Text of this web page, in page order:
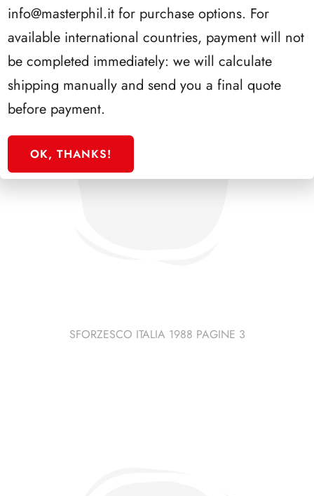
SFORZESCO ITALIA 1988 PAGINE 3
info@masterphil.it for purchase options. For
available international countries, payment will not
be completed immediately: we will calculate
shipping manually and send you a final quote
before payment.
OK, THANKS!